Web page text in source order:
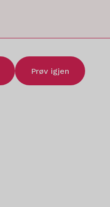
Prøv igjen